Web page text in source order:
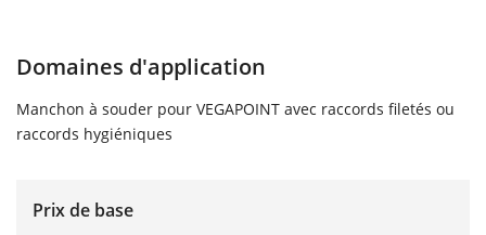
Domaines d'application
Manchon à souder pour VEGAPOINT avec raccords filetés ou
raccords hygiéniques
Prix de base